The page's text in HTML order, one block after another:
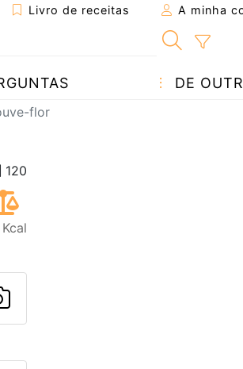
Livro de receitas A minha
DE
flor
Kcal
a um amigo
página
com o autor da
esta receita?